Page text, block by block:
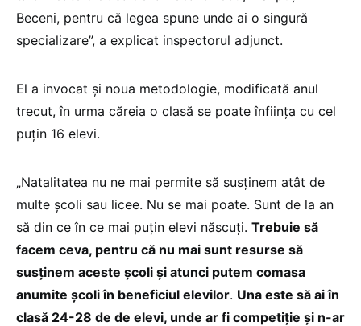
Beceni, pentru că legea spune unde ai o singură
specializare”, a explicat inspectorul adjunct.
El a invocat și noua metodologie, modificată anul
trecut, în urma căreia o clasă se poate înființa cu cel
puțin 16 elevi.
„Natalitatea nu ne mai permite să susținem atât de
multe școli sau licee. Nu se mai poate. Sunt de la an
să din ce în ce mai puțin elevi născuți. Trebuie să
facem ceva, pentru că nu mai sunt resurse să
susținem aceste școli și atunci putem comasa
anumite școli în beneficiul elevilor. Una este să ai în
clasă 24-28 de de elevi, unde ar fi competiție și n-ar